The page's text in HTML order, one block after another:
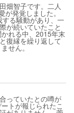
畑智子です。二人
が発覚しました。
る騒動があり、一
が続いていたこと
れる中、2015年末
復縁を繰り返して
せん。
っていたとの噂が
トが報じられたこ